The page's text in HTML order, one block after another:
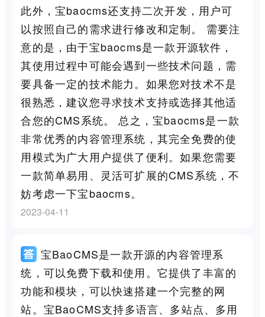
此外，宝baocms还支持二次开发，用户可
以按照自己的需求进行修改和定制。 需要注
意的是，由于宝baocms是一款开源软件，
其使用过程中可能会遇到一些技术问题，需
要具备一定的技术能力。如果您对技术不是
很熟悉，建议您寻求技术支持或选择其他适
合您的CMS系统。 总之，宝baocms是一款
非常优秀的内容管理系统，其完全免费的使
用模式为广大用户提供了便利。如果您需要
一款简单易用、灵活可扩展的CMS系统，不
妨考虑一下宝baocms。
2023-04-11
宝BaoCMS是一款开源的内容管理系
统，可以免费下载和使用。它提供了丰富的
功能和模块，可以快速搭建一个完整的网
站。宝BaoCMS支持多语言、多站点、多用